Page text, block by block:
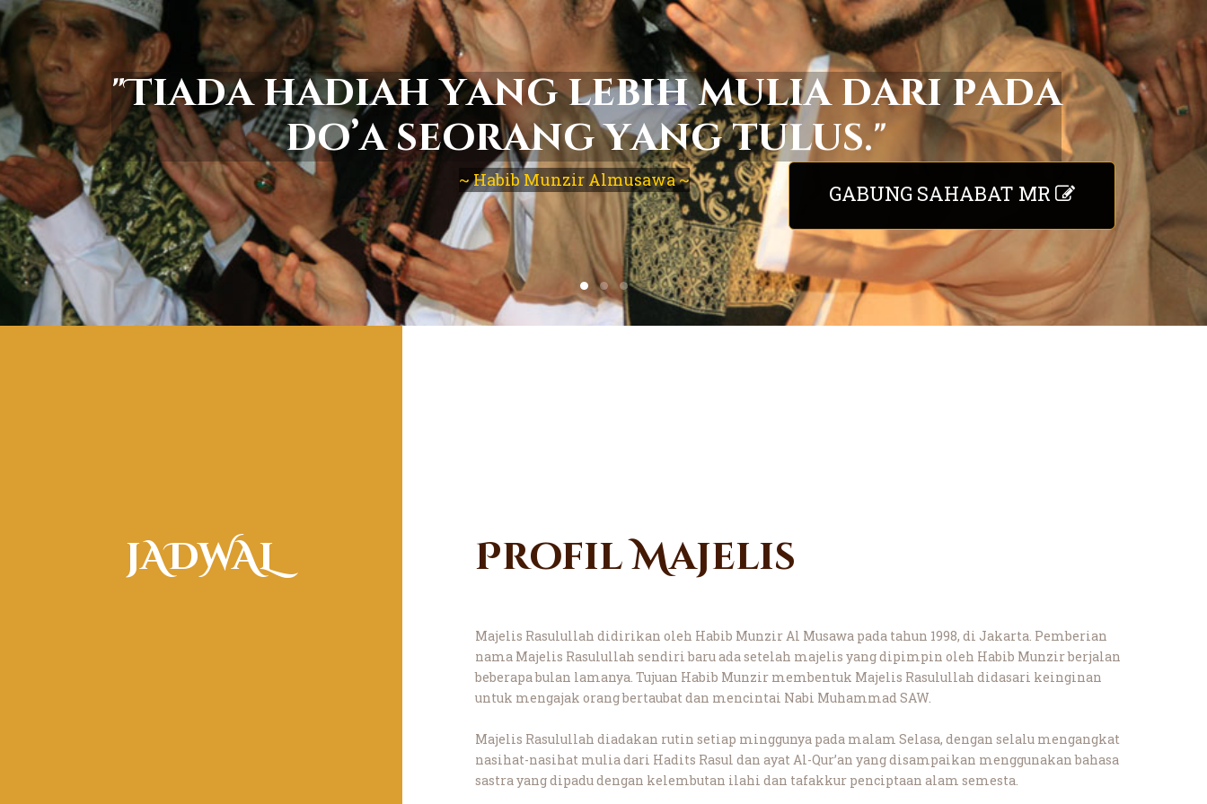
"Tiada hadiahyanglebihmulia dari pada
do’aseorangyangtulus."
~ Habib Munzir Almusawa ~
GABUNG SAHABAT MR
jADWAL Profil Majelis
Majelis Rasulullah didirikan oleh Habib Munzir Al Musawa pada tahun 1998, di Jakarta. Pemberian
nama Majelis Rasulullah sendiri baru ada setelah majelis yang dipimpin oleh Habib Munzir berjalan
beberapa bulan lamanya. Tujuan Habib Munzir membentuk Majelis Rasulullah didasari keinginan
untuk mengajak orang bertaubat dan mencintai Nabi Muhammad SAW.
Majelis Rasulullah diadakan rutin setiap minggunya pada malam Selasa, dengan selalu mengangkat
nasihat-nasihat mulia dari Hadits Rasul dan ayat Al-Qur’an yang disampaikan menggunakan bahasa
sastra yang dipadu dengan kelembutan ilahi dan tafakkur penciptaan alam semesta.